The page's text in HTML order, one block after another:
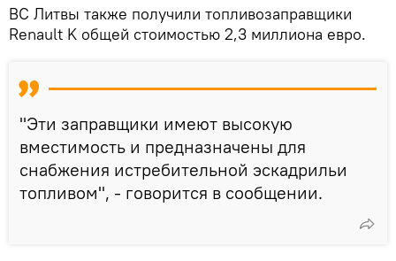
ВС Литвы также получили топливозаправщики
Renault K общей стоимостью 2,3 миллиона евро.
"Эти заправщики имеют высокую
вместимость и предназначены для
снабжения истребительной эскадрильи
топливом", - говорится в сообщении.